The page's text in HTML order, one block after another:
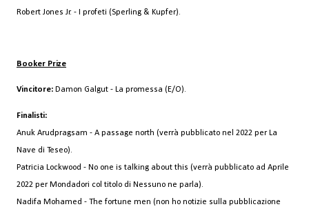
Robert Jones Jr. - I profeti (Sperling & Kupfer).
Booker Prize
Vincitore: Damon Galgut - La promessa (E/O).
Finalisti:
Anuk Arudpragsam - A passage north (verrà pubblicato nel 2022 per La
Nave di Teseo).
Patricia Lockwood - No one is talking about this (verrà pubblicato ad Aprile
2022 per Mondadori col titolo di Nessuno ne parla).
Nadifa Mohamed - The fortune men (non ho notizie sulla pubblicazione